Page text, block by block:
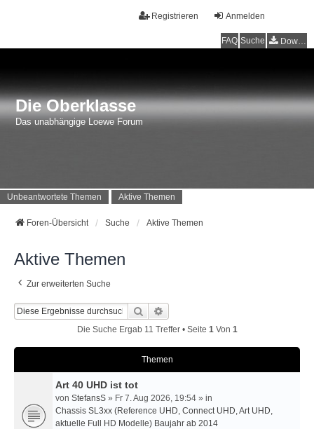
Anmelden
Registrieren
FAQ Suche Downloads
Die Oberklasse
Das unabhängige Loewe Forum
Unbeantwortete Themen Aktive Themen
Foren-Übersicht Suche Aktive Themen
Aktive Themen
Zur erweiterten Suche
Suche
Die Suche Ergab 11 Treffer • Seite 1Von 1
Themen
Art 40 UHD ist tot
von StefansS » Fr 7. Aug 2026, 19:54 » in
Chassis SL3xx (Reference UHD, Connect UHD, Art UHD,
aktuelle Full HD Modelle) Baujahr ab 2014